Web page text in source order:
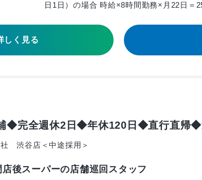
日1日）の場合 時給×8時間勤務×月22日＝
しく見る
◆完全週休2日◆年休120日◆直行直帰◆
渋谷店＜中途採用＞
店後スーパーの店舗巡回スタッフ